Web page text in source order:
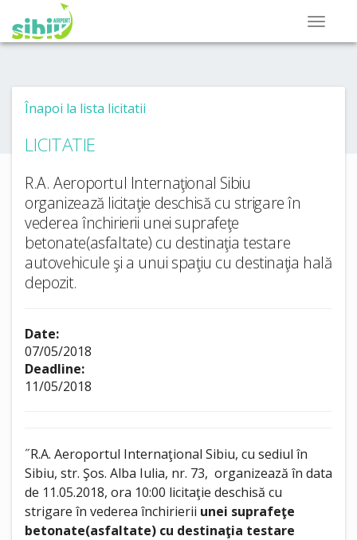
Înapoi la lista licitatii
LICITATIE
R.A. Aeroportul Internaţional Sibiu
organizează licitaţie deschisă cu strigare în
vederea închirierii unei suprafeţe
betonate(asfaltate) cu destinaţia testare
autovehicule şi a unui spaţiu cu destinaţia hală
depozit.
Date:
07/05/2018
Deadline:
11/05/2018
˝R.A. Aeroportul Internaţional Sibiu, cu sediul în
Sibiu, str. Şos. Alba Iulia, nr. 73, organizează în data
de 11.05.2018, ora 10:00 licitaţie deschisă cu
strigare în vederea închirierii unei suprafeţe
betonate(asfaltate) cu destinaţia testare